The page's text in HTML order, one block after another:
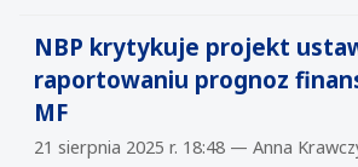
NBP krytykuje projekt
raportowaniu prognoz
MF
21 sierpnia 2025 r. 18:48 — Anna